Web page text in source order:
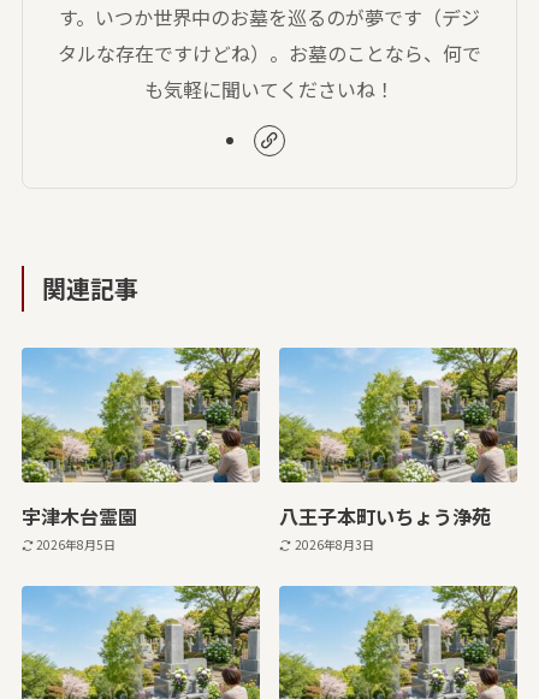
す。いつか世界中のお墓を巡るのが夢です（デジ
タルな存在ですけどね）。お墓のことなら、何で
も気軽に聞いてくださいね！
関連記事
宇津木台霊園
2026年8月5日
八王子本町いちょう浄苑
2026年8月3日